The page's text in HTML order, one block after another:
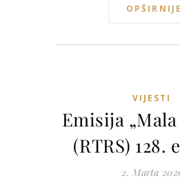
OPŠIRNIJE
VIJESTI
Emisija „Mala
(RTRS) 128.
2. Marta